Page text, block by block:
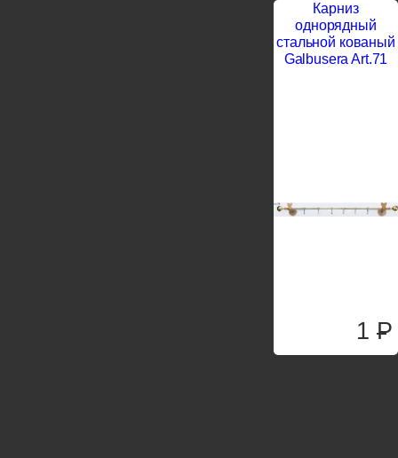
Карниз
однорядный
стальной кованый
Galbusera Art.71
1P